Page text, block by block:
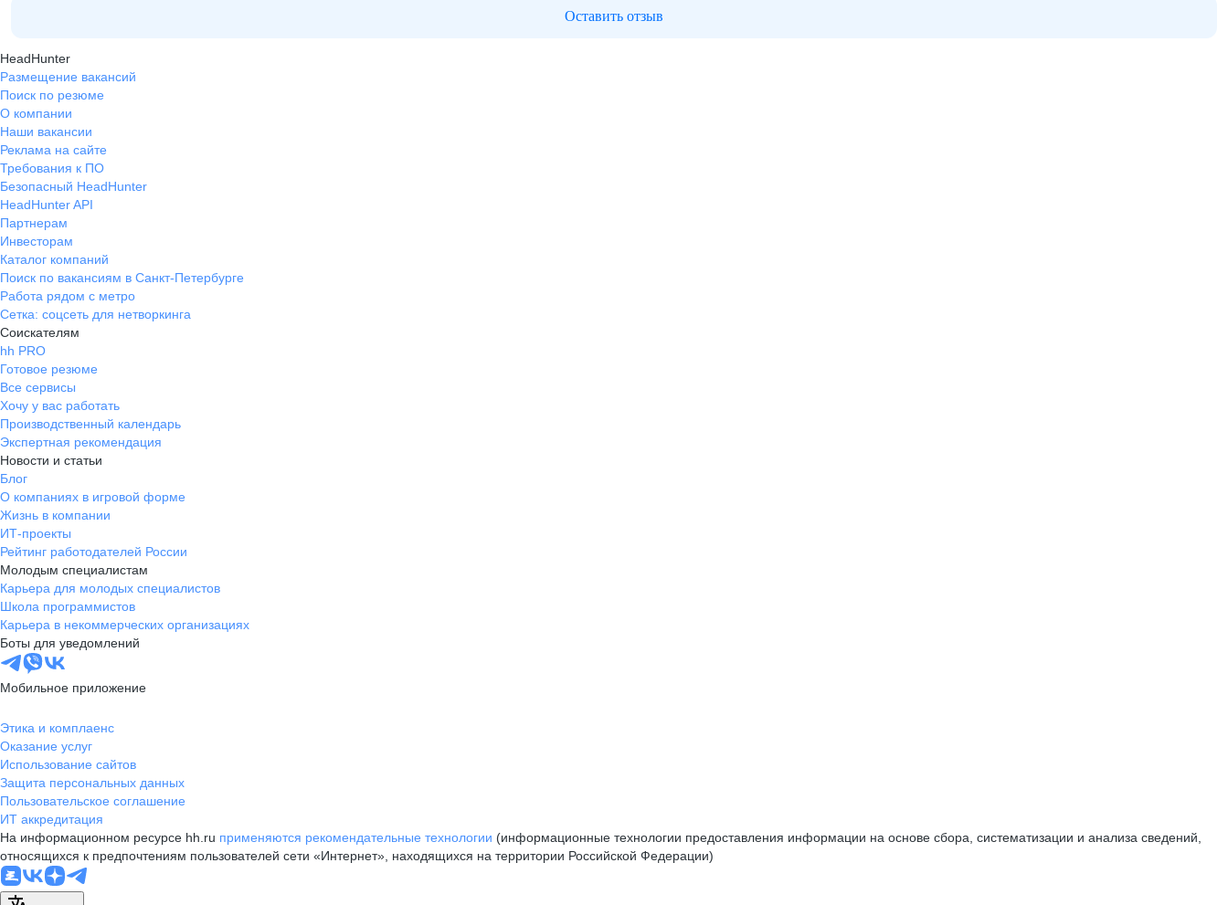
Оставить отзыв
HeadHunter
Размещение вакансий
Поиск по резюме
О компании
Наши вакансии
Реклама на сайте
Требования к ПО
Безопасный HeadHunter
HeadHunter API
Партнерам
Инвесторам
Каталог компаний
Поиск по вакансиям в Санкт-Петербурге
Работа рядом с метро
Сетка: соцсеть для нетворкинга
Соискателям
hh PRO
Готовое резюме
Все сервисы
Хочу у вас работать
Производственный календарь
Экспертная рекомендация
Новости и статьи
Блог
О компаниях в игровой форме
Жизнь в компании
ИТ-проекты
Рейтинг работодателей России
Молодым специалистам
Карьера для молодых специалистов
Школа программистов
Карьера в некоммерческих организациях
Боты для уведомлений
Мобильное приложение
Этика и комплаенс
Оказание услуг
Использование сайтов
Защита персональных данных
Пользовательское соглашение
ИТ аккредитация
На информационном ресурсе hh.ru применяются рекомендательные технологии (информационные технологии предоставления информации на основе сбора, систематизации и анализа сведений,
относящихся к предпочтениям пользователей сети «Интернет», находящихся на территории Российской Федерации)